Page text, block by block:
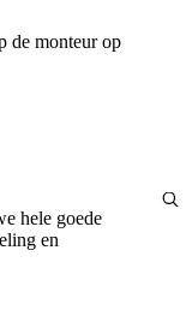
de monteur op
hele goede
en